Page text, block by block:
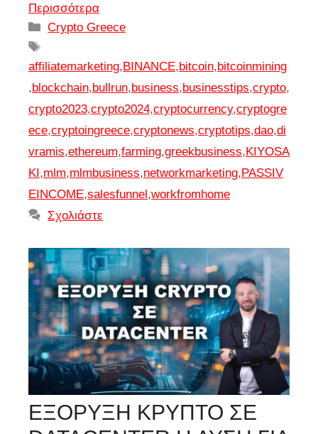
Περισσότερα
Κατηγορίες
Crypto Greece
affiliatemarketing,BINANCE,bitcoin,bitcoinmining
,blockchain,bullrun,business,businesstips,crypto,
crypto2023,crypto2024,cryptocurrency,cryptogre
ece,cryptoingreece,cryptonews,cryptotips,dao,di
vramis,ethereum,farming,greekbusiness,KIYOSA
KI,mlm,mlmbusiness,networkmarketing,PASSIV
EINCOME,salesfunnel,workfromhome
Σχολιάστε
ΕΞΟΡΥΞΗ ΚΡΥΠΤΟ ΣΕ